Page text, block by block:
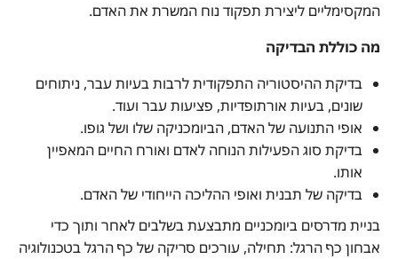
המקסימליים ליצירת תפקוד נוח המשרת את האדם.
מה כוללת הבדיקה
בדיקת ההיסטוריה התפקודית לרבות בעיות עבר, ניתוחים
שונים, בעיות אורתופדיות, פציעות עבר ועוד.
אופי התנועה של האדם, הביומכניקה שלו ושל גופו.
בדיקת סוג הפעילות הנוחה לאדם ואורח החיים המאפיין
אותו.
בדיקה של תבנית ואופי ההליכה הייחודי של האדם.
בניית מדרסים ביומכניים מתבצעת בשלבים לאחר ותוך כדי
אבחון כף הרגל: תחילה, עורכים סריקה של כף הרגל בטכנולוגיה